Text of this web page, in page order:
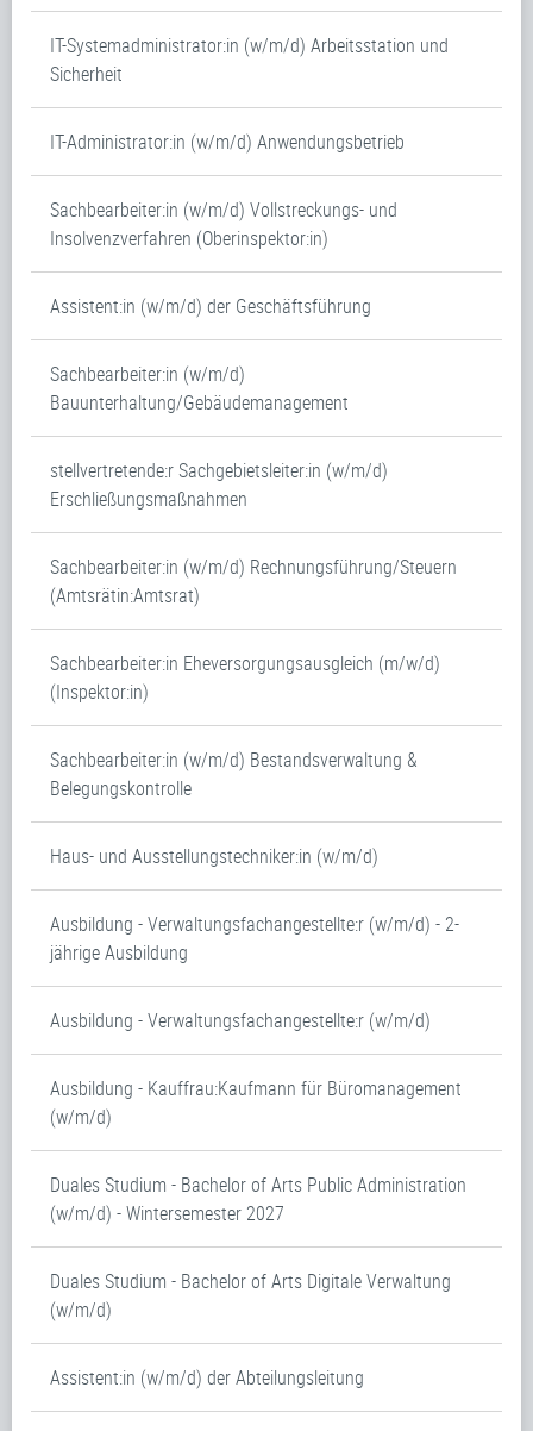
IT-Systemadministrator:in (w/m/d) Arbeitsstation und
Sicherheit
IT-Administrator:in (w/m/d) Anwendungsbetrieb
Sachbearbeiter:in (w/m/d) Vollstreckungs- und
Insolvenzverfahren (Oberinspektor:in)
Assistent:in (w/m/d) der Geschäftsführung
Sachbearbeiter:in (w/m/d)
Bauunterhaltung/Gebäudemanagement
stellvertretende:r Sachgebietsleiter:in (w/m/d)
Erschließungsmaßnahmen
Sachbearbeiter:in (w/m/d) Rechnungsführung/Steuern
(Amtsrätin:Amtsrat)
Sachbearbeiter:in Eheversorgungsausgleich (m/w/d)
(Inspektor:in)
Sachbearbeiter:in (w/m/d) Bestandsverwaltung &
Belegungskontrolle
Haus- und Ausstellungstechniker:in (w/m/d)
Ausbildung - Verwaltungsfachangestellte:r (w/m/d) - 2-
jährige Ausbildung
Ausbildung - Verwaltungsfachangestellte:r (w/m/d)
Ausbildung - Kauffrau:Kaufmann für Büromanagement
(w/m/d)
Duales Studium - Bachelor of Arts Public Administration
(w/m/d) - Wintersemester 2027
Duales Studium - Bachelor of Arts Digitale Verwaltung
(w/m/d)
Assistent:in (w/m/d) der Abteilungsleitung